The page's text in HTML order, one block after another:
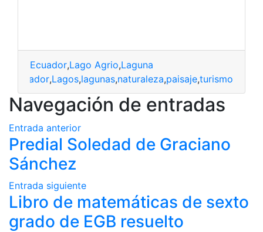
Ecuador,Lago Agrio,Laguna
Ecuador,Lagos,lagunas,naturaleza,paisaje,turismo
Navegación de entradas
Entrada anterior
Predial Soledad de Graciano
Sánchez
Entrada siguiente
Libro de matemáticas de sexto
grado de EGB resuelto